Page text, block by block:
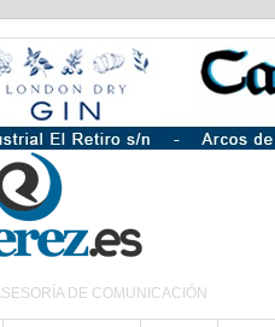
DE COMUNICACIÓN